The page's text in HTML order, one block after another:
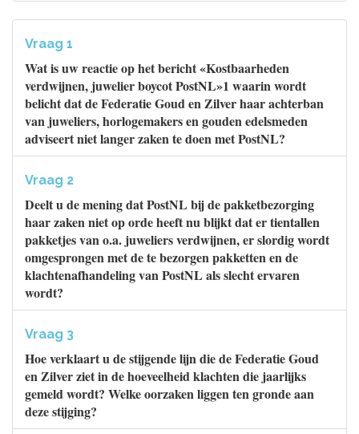
Vraag 1
Wat is uw reactie op het bericht «Kostbaarheden
verdwijnen, juwelier boycot PostNL»1 waarin wordt
belicht dat de Federatie Goud en Zilver haar achterban
van juweliers, horlogemakers en gouden edelsmeden
adviseert niet langer zaken te doen met PostNL?
Vraag 2
Deelt u de mening dat PostNL bij de pakketbezorging
haar zaken niet op orde heeft nu blijkt dat er tientallen
pakketjes van o.a. juweliers verdwijnen, er slordig wordt
omgesprongen met de te bezorgen pakketten en de
klachtenafhandeling van PostNL als slecht ervaren
wordt?
Vraag 3
Hoe verklaart u de stijgende lijn die de Federatie Goud
en Zilver ziet in de hoeveelheid klachten die jaarlijks
gemeld wordt? Welke oorzaken liggen ten gronde aan
deze stijging?